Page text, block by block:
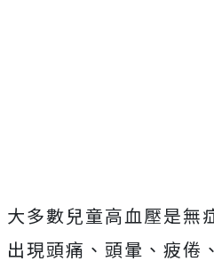
大多數兒童高血壓是無
出現頭痛、頭暈、疲倦